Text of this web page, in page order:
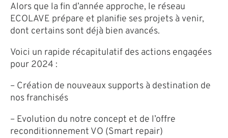
Alors que la fin d’année approche, le réseau
ECOLAVE prépare et planifie ses projets à venir,
dont certains sont déjà bien avancés.
Voici un rapide récapitulatif des actions engagées
pour 2024 :
– Création de nouveaux supports à destination de
nos franchisés
– Evolution du notre concept et de l’offre
reconditionnement VO (Smart repair)